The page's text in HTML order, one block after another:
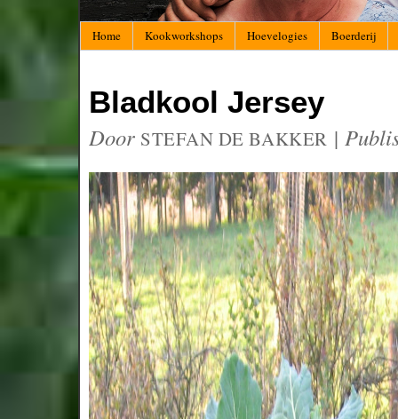
Home Kookworkshops Hoevelogies Boerderij
Bladkool Jersey
Door STEFAN DE BAKKER |